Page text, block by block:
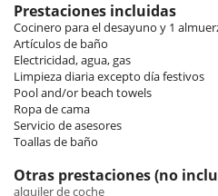
Justo en frente de la casa tiene
turquesa. Es el lugar ideal para
encuentra en un lugar celestial. En
tumbonas para tomar el sol y
desde la casa hasta la terraza, que le
divertirse con sus seres queridos. En
de la casa, tiene una sala de estar
lugar para conversar mientras toma
El personal
Prestaciones incluidas
Cocinero para el desayuno y 1
Artículos de baño
Electricidad, agua, gas
Limpieza diaria excepto día festivos
Pool and/or beach towels
Ropa de cama
Servicio de asesores
Toallas de baño
Otras prestaciones (no
alquiler de coche